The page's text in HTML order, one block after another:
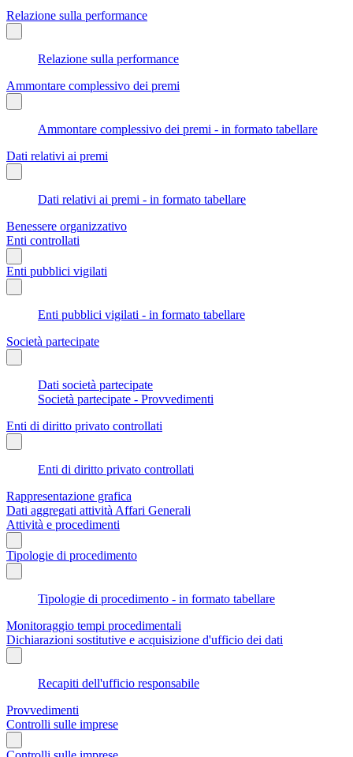
Relazione sulla performance
Relazione sulla performance
Ammontare complessivo dei premi
Ammontare complessivo dei premi - in formato tabellare
Dati relativi ai premi
Dati relativi ai premi - in formato tabellare
Benessere organizzativo
Enti controllati
Enti pubblici vigilati
Enti pubblici vigilati - in formato tabellare
Società partecipate
Dati società partecipate
Società partecipate - Provvedimenti
Enti di diritto privato controllati
Enti di diritto privato controllati
Rappresentazione grafica
Dati aggregati attività Affari Generali
Attività e procedimenti
Tipologie di procedimento
Tipologie di procedimento - in formato tabellare
Monitoraggio tempi procedimentali
Dichiarazioni sostitutive e acquisizione d'ufficio dei dati
Recapiti dell'ufficio responsabile
Provvedimenti
Controlli sulle imprese